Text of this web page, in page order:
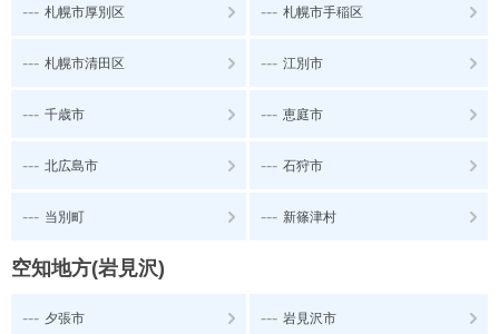
--- 札幌市厚別区 --- 札幌市手稲区
--- 札幌市清田区 --- 江別市
--- 千歳市 --- 恵庭市
--- 北広島市 --- 石狩市
--- 当別町 --- 新篠津村
空知地方(岩見沢)
--- 夕張市 --- 岩見沢市